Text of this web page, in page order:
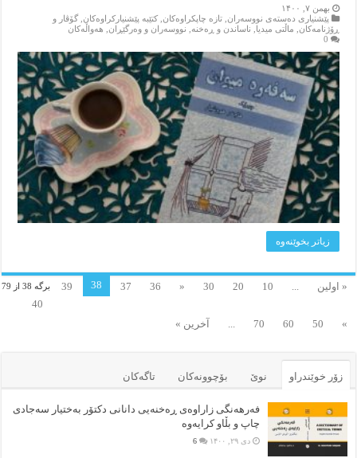
بهمن ۷, ۱۴۰۰
پێشنیاری ده‌سته‌ی نووسه‌ران ,تازه‌ چاپکراوه‌کان ,کتێبه‌ پێشنیارکراوه‌کان ,گۆڤار و
ڕۆژنامه‌کان
ماڵتی میدیا ناساندن و ڕه‌خنه‌ نووسه‌ران و وه‌رگێڕان
هه‌واڵه‌کان
0
زیاتر بخوێنه‌وه‌
برگه 38 از 79 « اولین ...
10
20
30
«
36
37
38
39
40
»
50
60
70
... آخرین »
زۆر خوێندراو نوێ بۆچوونه‌کان تاگەکان
فەرهەنگی زاراوەی ڕەخنەیی دانانی دکتۆر بەختیار سەجادی
چاپ و بڵاو کرایەوە
دی ۲۹, ۱۴۰۰ 6